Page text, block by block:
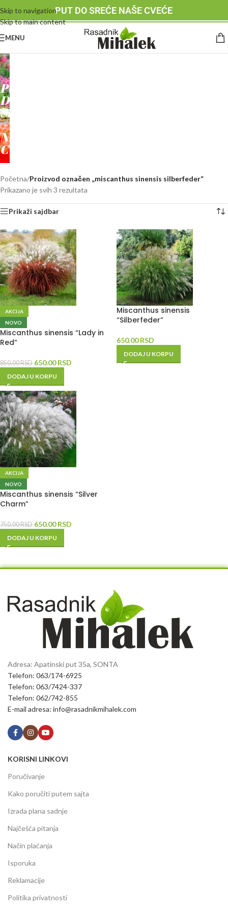
Skip to navigation
Skip to main content
PUT DO SREĆE NAŠE CVEĆE
MENU
RASADNIK
MIHALEK
PUT
DO
SREĆE
-
NAŠE
CVEĆE
Početna/Proizvod označen „miscanthus sinensis silberfeder“
Prikazano je svih 3 rezultata
Prikaži sajdbar
AKCIJA
NOVO
Miscanthus sinensis “Lady in
Red”
850.00RSD 650.00RSD
DODAJ U KORPU
Miscanthus sinensis
“Silberfeder”
650.00RSD
DODAJ U KORPU
AKCIJA
NOVO
Miscanthus sinensis “Silver
Charm”
750.00RSD 650.00RSD
DODAJ U KORPU
Adresa: Apatinski put 35a, SONTA
Telefon: 063/174-6925
Telefon: 063/7424-337
Telefon: 062/742-855
E-mail adresa: info@rasadnikmihalek.com
KORISNI LINKOVI
Poručivanje
Kako poručiti putem sajta
Izrada plana sadnje
Najčešća pitanja
Način plaćanja
Isporuka
Reklamacije
Politika privatnosti